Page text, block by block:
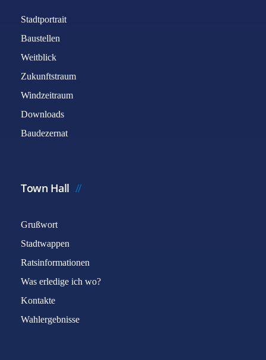
Stadtportrait
Baustellen
Weitblick
Zukunftstraum
Windzeitraum
Downloads
Baudezernat
Town Hall
Grußwort
Stadtwappen
Ratsinformationen
Was erledige ich wo?
Kontakte
Wahlergebnisse